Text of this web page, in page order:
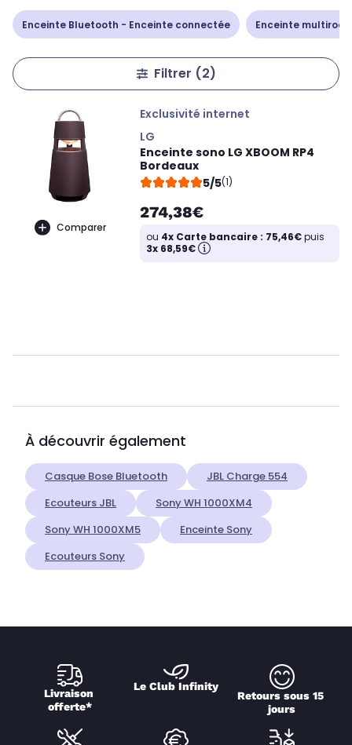
Enceinte Bluetooth - Enceinte connectée Enceinte
Filtrer (2)
Comparer
Exclusivité internet
LG
Enceinte sono LG XBOOM RP4
Bordeaux
5/5(1)
274,38€
ou 4x Carte bancaire : 75,46€puis
3x 68,59€
À découvrir également
Casque Bose Bluetooth
JBL Charge 554
Ecouteurs JBL
Sony WH 1000XM4
Sony WH 1000XM5
Enceinte Sony
Ecouteurs Sony
Livraison
offerte*
Le Club Infinity
Retours sous 15
jours